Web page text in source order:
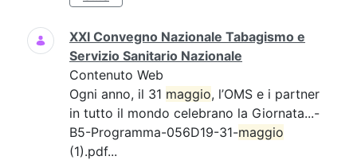
XXI Convegno Nazionale Tabagismo e
Servizio Sanitario Nazionale
Contenuto Web
Ogni anno, il 31 maggio, l’OMS e i partner
in tutto il mondo celebrano la Giornata...-
B5-Programma-056D19-31-maggio
(1).pdf...